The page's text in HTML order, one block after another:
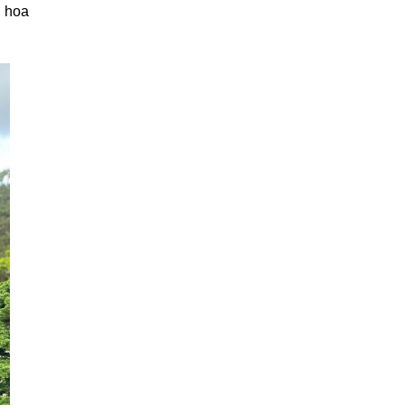
hoa